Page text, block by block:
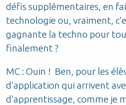
défis supplémentaires, en
technologie ou, vraiment,
gagnante la techno pour
finalement ?
MC : Ouin ! Ben, pour les
d’application qui arrivent
d’apprentissage, comme je